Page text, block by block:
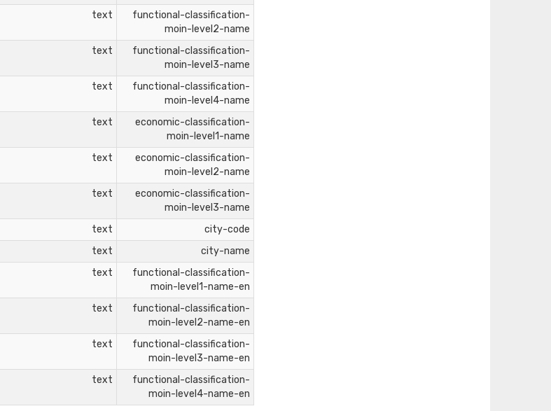
functional-classification-
moin-level2-name
text
functional-classification-
moin-level3-name
text
functional-classification-
moin-level4-name
text
economic-classification-
moin-level1-name
text
economic-classification-
moin-level2-name
text
economic-classification-
moin-level3-name
text
city-code
text
city-name
text
functional-classification-
moin-level1-name-en
text
functional-classification-
moin-level2-name-en
text
functional-classification-
moin-level3-name-en
text
functional-classification-
moin-level4-name-en
text